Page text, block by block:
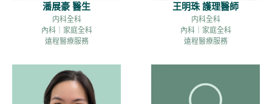
潘展豪 醫生
内科全科
內科｜家庭全科
遠程醫療服務
王明珠 護理醫師
内科全科
內科｜家庭全科
遠程醫療服務